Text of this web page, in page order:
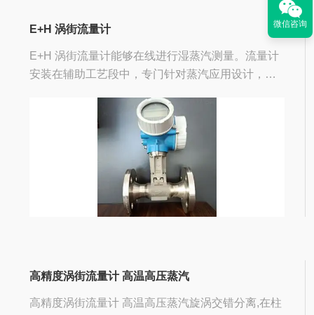
E+H 涡街流量计
E+H 涡街流量计能够在线进行湿蒸汽测量。流量计
安装在辅助工艺段中，专门针对蒸汽应用设计，具
两线制回路供电流量计，使用经济，且能够无缝集
高精度涡街流量计 高温高压蒸汽
高精度涡街流量计 高温高压蒸汽旋涡交错分离,在柱
微信咨询